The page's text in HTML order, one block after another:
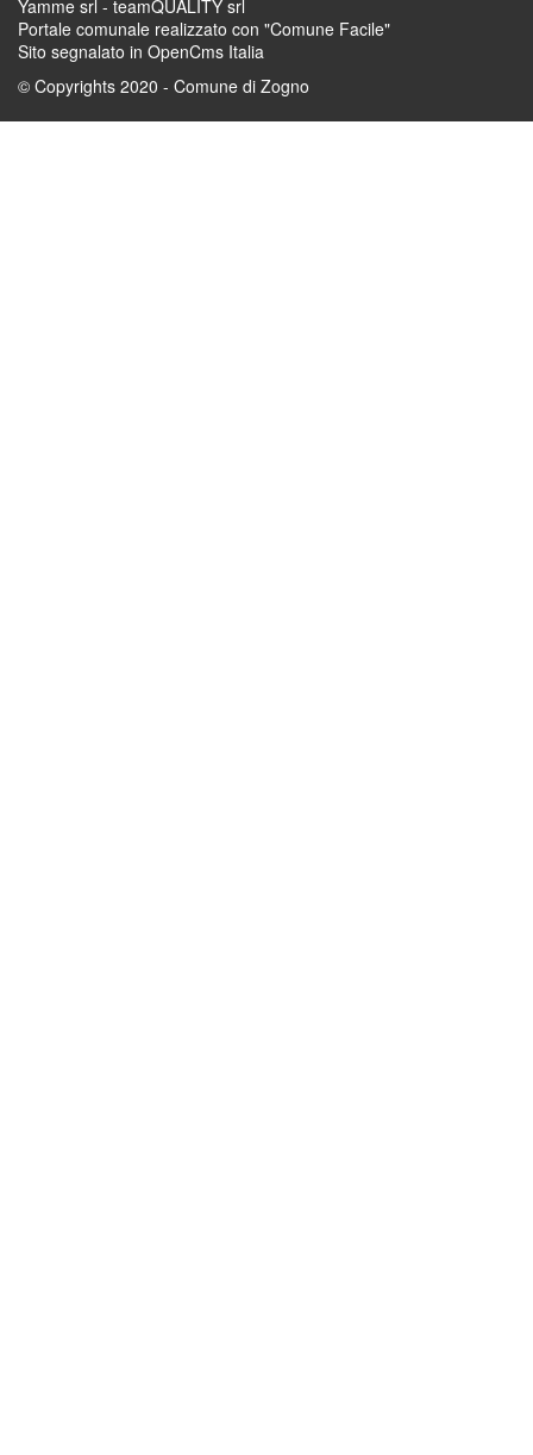
Yamme srl - teamQUALITY srl
Portale comunale realizzato con "Comune Facile"
Sito segnalato in OpenCms Italia
© Copyrights 2020 - Comune di Zogno